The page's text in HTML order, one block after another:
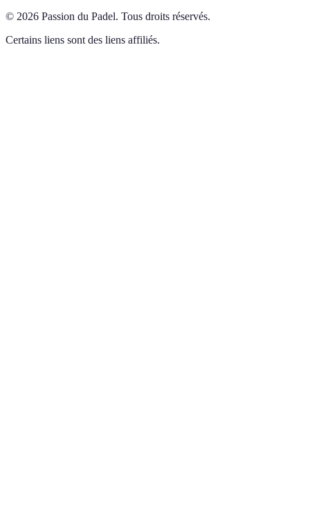
© 2026 Passion du Padel. Tous droits réservés.
Certains liens sont des liens affiliés.